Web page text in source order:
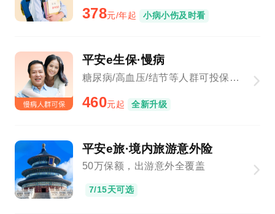
378元/年起 小病小伤及时看
平安e生保·慢病
糖尿病/高血压/结节等人群可投保，新增基因检测、院外购药
460元起 全新升级
平安e旅·境内旅游意外险
50万保额，出游意外全覆盖
7/15天可选